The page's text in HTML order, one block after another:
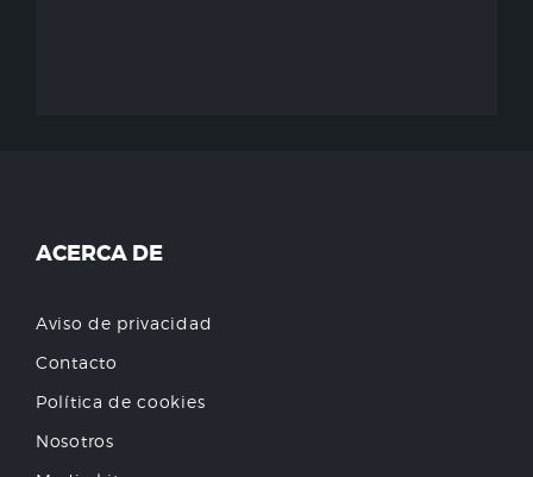
ACERCA DE
Aviso de privacidad
Contacto
Política de cookies
Nosotros